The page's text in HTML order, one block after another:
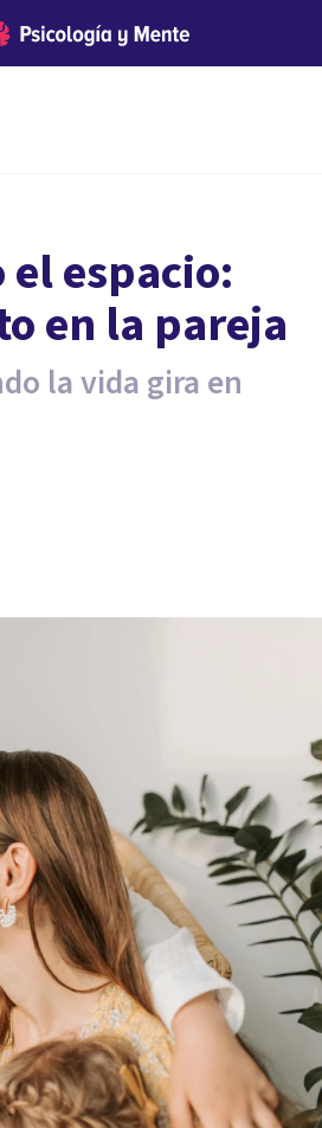
espacio:
en la pareja
la vida gira en